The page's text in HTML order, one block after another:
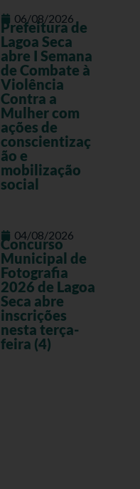
06/08/2026
Prefeitura de
Lagoa Seca
abre I Semana
de Combate à
Violência
Contra a
Mulher com
ações de
conscientizaç
ão e
mobilização
social
04/08/2026
Concurso
Municipal de
Fotografia
2026 de Lagoa
Seca abre
inscrições
nesta terça-
feira (4)